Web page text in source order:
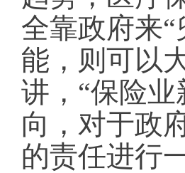
全靠政府来
能，则可以
讲，“保险
向，对于政
的责任进行